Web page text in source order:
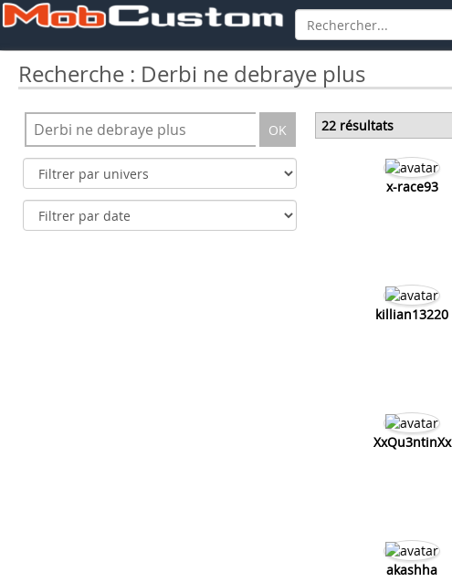
Recherche : Derbi ne debraye plus
OK 22 résultats
x-race93
killian13220
XxQu3ntinXx
akashha